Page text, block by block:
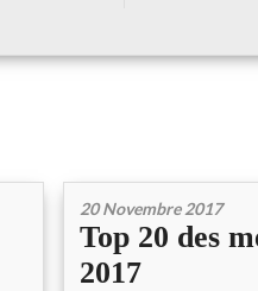
20 Novembre 2017
Top 20 des
2017